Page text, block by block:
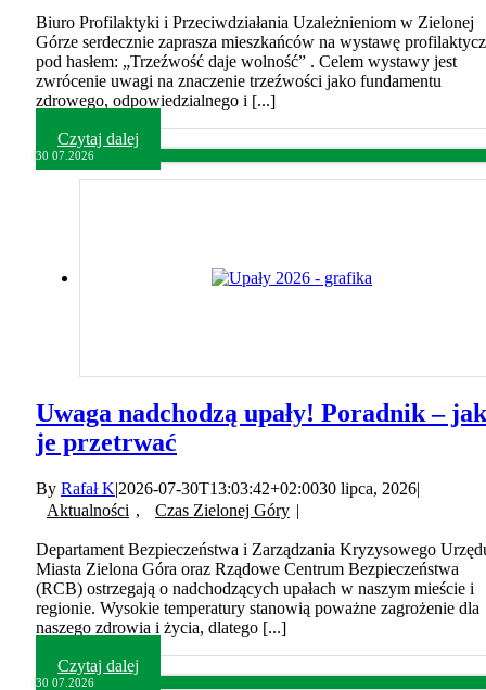
Biuro Profilaktyki i Przeciwdziałania Uzależnieniom w Zielonej
Górze serdecznie zaprasza mieszkańców na wystawę
pod hasłem: „Trzeźwość daje wolność” . Celem wystawy jest
zwrócenie uwagi na znaczenie trzeźwości jako fundamentu
zdrowego, odpowiedzialnego i [...]
Czytaj dalej
30 07.2026
Uwaga nadchodzą upały! Poradnik – jak
je przetrwać
By Rafał K|2026-07-30T13:03:42+02:0030 lipca, 2026|
Aktualności , Czas Zielonej Góry |
Departament Bezpieczeństwa i Zarządzania Kryzysowego
Miasta Zielona Góra oraz Rządowe Centrum Bezpieczeństwa
(RCB) ostrzegają o nadchodzących upałach w naszym mieście i
regionie. Wysokie temperatury stanowią poważne zagrożenie dla
naszego zdrowia i życia, dlatego [...]
Czytaj dalej
30 07.2026